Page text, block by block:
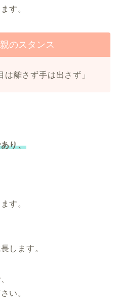
す。
のスタンス
は離さず手は出さず」
り、
す。
します。
い。